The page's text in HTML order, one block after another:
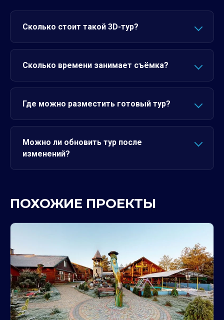
Сколько стоит такой 3D-тур?
Сколько времени занимает съёмка?
Где можно разместить готовый тур?
Можно ли обновить тур после
изменений?
ПОХОЖИЕ ПРОЕКТЫ